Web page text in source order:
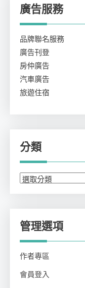
廣告服務
品牌聯名服務
廣告刊登
房仲廣告
汽車廣告
旅遊住宿
分類
分
管理選項
作者專區
會員登入